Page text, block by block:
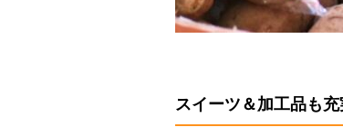
スイーツ＆加工品も充